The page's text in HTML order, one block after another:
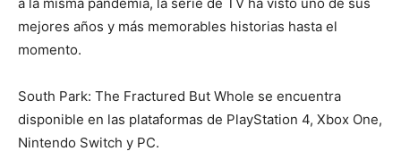
mejores años y más memorables historias hasta el
momento.
South Park: The Fractured But Whole se encuentra
disponible en las plataformas de PlayStation 4, Xbox One,
Nintendo Switch y PC.